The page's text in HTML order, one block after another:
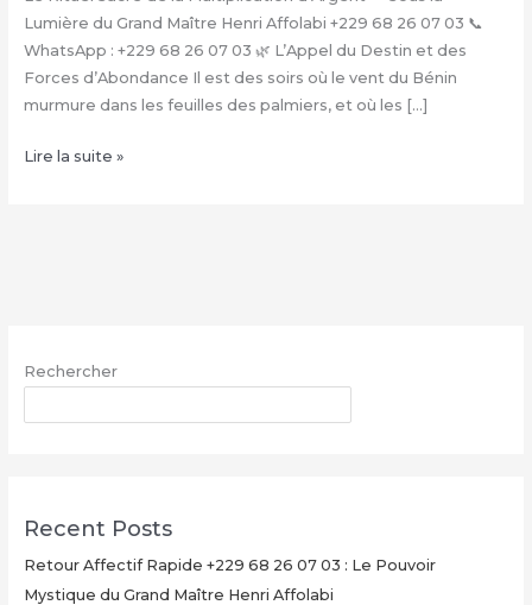
Lumière du Grand Maître Henri Affolabi +229 68 26 07 03 📞
WhatsApp : +229 68 26 07 03 🌿 L’Appel du Destin et des
Forces d’Abondance Il est des soirs où le vent du Bénin
murmure dans les feuilles des palmiers, et où les […]
La
Henri
–
et
Ultra-
Rapide
Lire la suite »
Rechercher
Recent Posts
Retour Affectif Rapide +229 68 26 07 03 : Le Pouvoir
Mystique du Grand Maître Henri Affolabi